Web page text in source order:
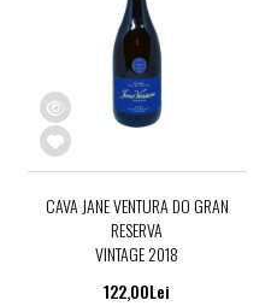
CAVA JANE VENTURA DO GRAN
RESERVA
VINTAGE 2018
122,00Lei